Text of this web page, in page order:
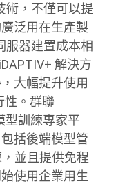
術，不僅可以提
泛用在生產製
服器建置成本相
解決方
大幅提升使用
性。群聯
型訓練專家平
括後端模型管
並且提供免程
使用企業用生